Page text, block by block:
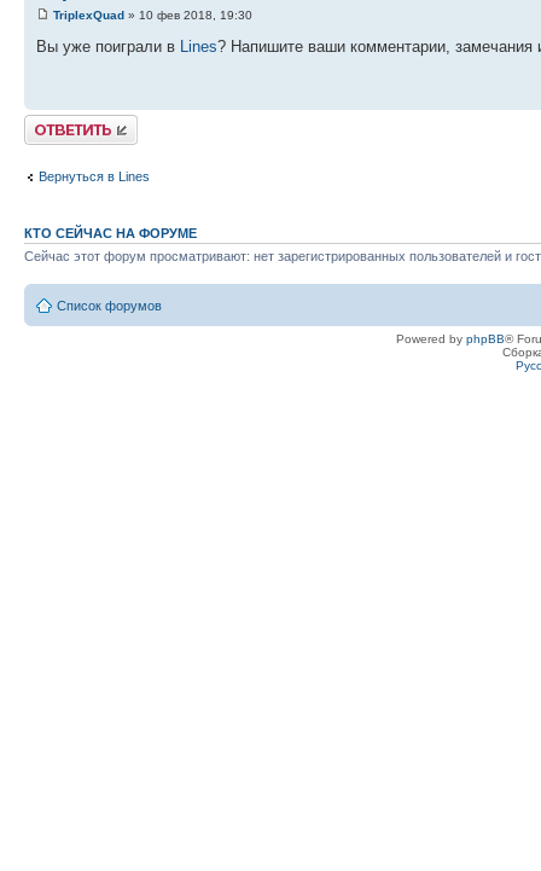
TriplexQuad » 10 фев 2018, 19:30
Вы уже поиграли в Lines? Напишите ваши комментарии, замечания
Ответить
Вернуться в Lines
КТО СЕЙЧАС НА ФОРУМЕ
Сейчас этот форум просматривают: нет зарегистрированных пользователей и
Список форумов
Powered by phpBB®